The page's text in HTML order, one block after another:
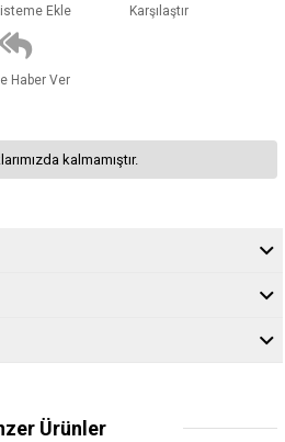
Ekle Karşılaştır
Haber Ver
kalmamıştır.
Ürünler